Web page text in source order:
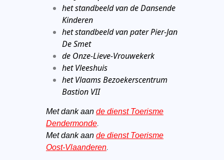
het standbeeld van de Dansende
Kinderen
het standbeeld van pater Pier-Jan
De Smet
de Onze-Lieve-Vrouwekerk
het Vleeshuis
het Vlaams Bezoekerscentrum
Bastion VII
Met dank aan de dienst Toerisme
Dendermonde.
Met dank aan de dienst Toerisme
Oost-Vlaanderen.